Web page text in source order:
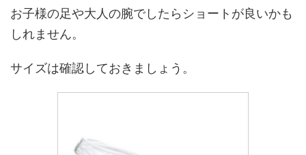
お子様の足や大人の腕でしたらショートが良いかも
しれません。
サイズは確認しておきましょう。